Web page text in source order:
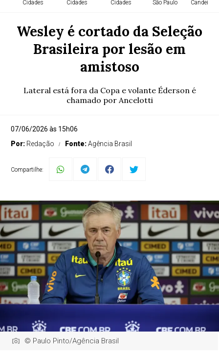
Cidades Cidades Cidades São Paulo Candeias
Wesley é cortado da Seleção
Brasileira por lesão em
amistoso
Lateral está fora da Copa e volante Éderson é
chamado por Ancelotti
07/06/2026 às 15h06
Por: Redação Fonte:Agência Brasil
Compartilhe:
© Paulo Pinto/Agência Brasil